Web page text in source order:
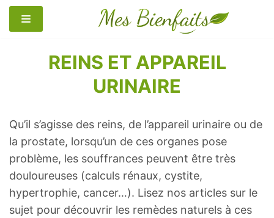
Aller
au
REINS ET APPAREIL
URINAIRE
Qu’il s’agisse des reins, de l’appareil urinaire ou de
la prostate, lorsqu’un de ces organes pose
problème, les souffrances peuvent être très
douloureuses (calculs rénaux, cystite,
hypertrophie, cancer…). Lisez nos articles sur le
sujet pour découvrir les remèdes naturels à ces